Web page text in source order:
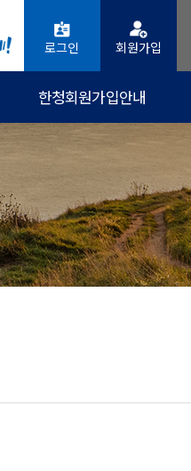
로그인 회원가입
한청회원가입안내